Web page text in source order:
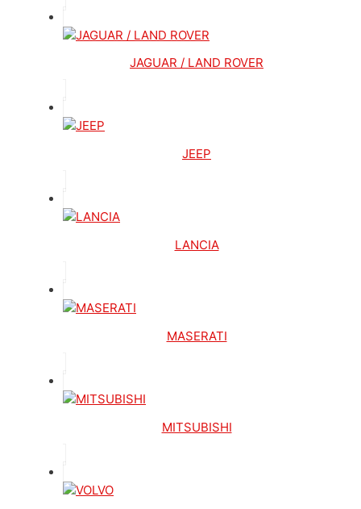
JAGUAR / LAND ROVER
JEEP
LANCIA
MASERATI
MITSUBISHI